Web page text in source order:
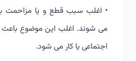
• اغلب سبب قطع و یا مزاحمت
می شوند. اغلب این موضوع
اجتماعی یا کار می شود.